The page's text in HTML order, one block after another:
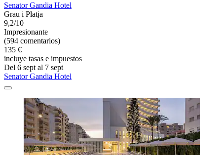
Senator Gandia Hotel
Grau i Platja
9,2/10
Impresionante
(594 comentarios)
135 €
incluye tasas e impuestos
Del 6 sept al 7 sept
Senator Gandia Hotel